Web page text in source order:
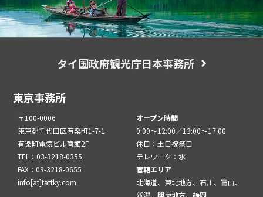
タイ国政府観光庁日本事務所
東京事務所
〒100-0006
東京都千代田区有楽町1-7-1
有楽町電気ビル南館2F
TEL：03-3218-0355
FAX：03-3218-0655
info[at]tattky.com
オープン時間
9:00～12:00／13:00～17:00
休日：土日祝祭日
テレワーク：水
管轄エリア
北海道、東北地方、石川、富山、